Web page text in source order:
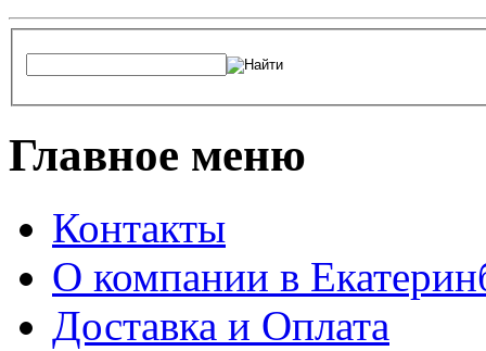
Главное меню
Контакты
О компании в
Доставка и Оплата